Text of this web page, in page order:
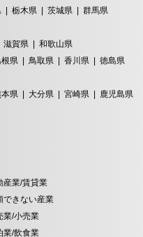
栃木県 茨城県
群馬県
滋賀県
和歌山県
県 鳥取県 香川県
徳島県
県 大分県 宮崎県
鹿児島県
産業/賃貸業
できない産業
業/小売業
業/飲食業